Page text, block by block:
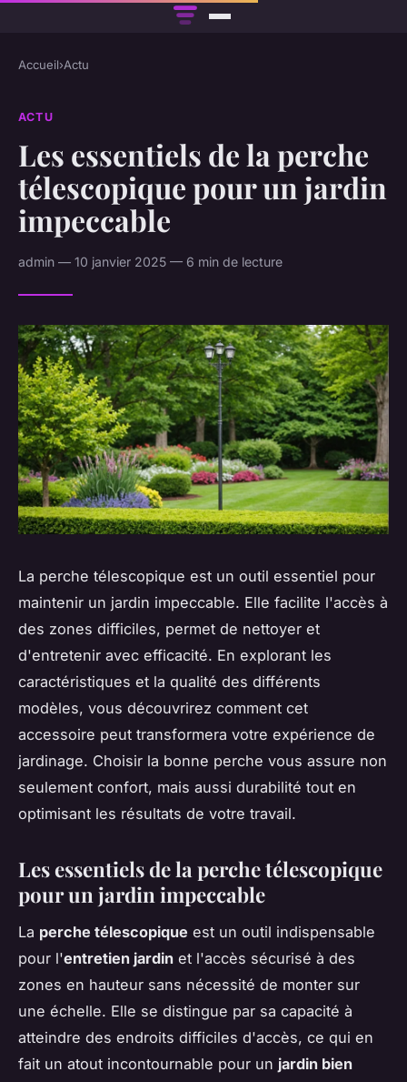
Accueil›Actu
ACTU
Les essentiels de la perche
télescopique pour un jardin
impeccable
admin — 10 janvier 2025 — 6 min de lecture
La perche télescopique est un outil essentiel pour
maintenir un jardin impeccable. Elle facilite l'accès à
des zones difficiles, permet de nettoyer et
d'entretenir avec efficacité. En explorant les
caractéristiques et la qualité des différents
modèles, vous découvrirez comment cet
accessoire peut transformera votre expérience de
jardinage. Choisir la bonne perche vous assure non
seulement confort, mais aussi durabilité tout en
optimisant les résultats de votre travail.
Les essentiels de la perche télescopique
pour un jardin impeccable
La perche télescopique est un outil indispensable
pour l'entretien jardin et l'accès sécurisé à des
zones en hauteur sans nécessité de monter sur
une échelle. Elle se distingue par sa capacité à
atteindre des endroits difficiles d'accès, ce qui en
fait un atout incontournable pour un jardin bien